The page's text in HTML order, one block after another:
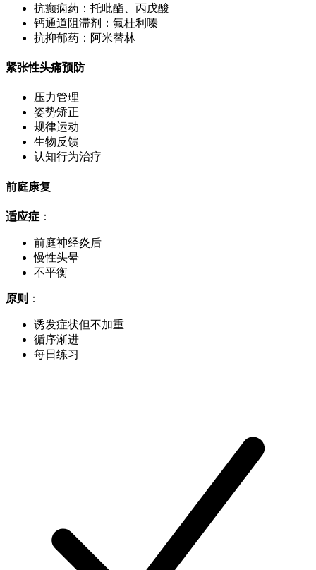
抗癫痫药：托吡酯、丙戊酸
钙通道阻滞剂：氟桂利嗪
抗抑郁药：阿米替林
紧张性头痛预防
压力管理
姿势矫正
规律运动
生物反馈
认知行为治疗
前庭康复
适应症 ：
前庭神经炎后
慢性头晕
不平衡
原则 ：
诱发症状但不加重
循序渐进
每日练习